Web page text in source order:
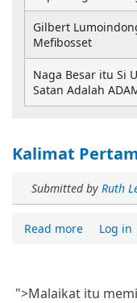
Kalimat
Submitted by Ruth
Read more Log in
">Malaikat itu
Gilbert
Mefibosset
Naga Besar itu Si
Satan Adalah